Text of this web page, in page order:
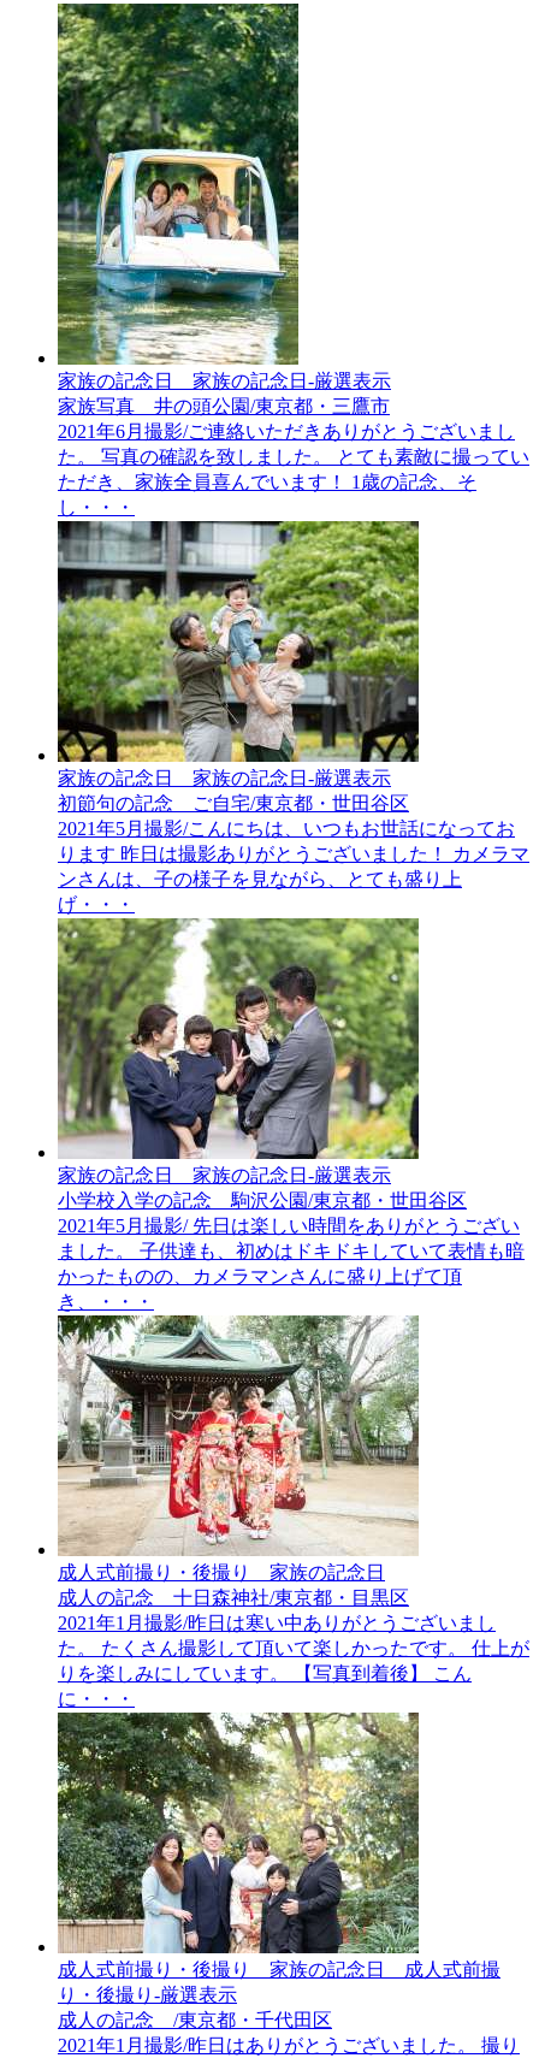
家族の記念日__家族の記念日-厳選表示
家族写真 井の頭公園/東京都・三鷹市
2021年6月撮影/ご連絡いただきありがとうございまし
た。 写真の確認を致しました。 とても素敵に撮ってい
ただき、家族全員喜んでいます！ 1歳の記念、そ
し・・・
家族の記念日__家族の記念日-厳選表示
初節句の記念 ご自宅/東京都・世田谷区
2021年5月撮影/こんにちは、いつもお世話になってお
ります 昨日は撮影ありがとうございました！ カメラマ
ンさんは、子の様子を見ながら、とても盛り上
げ・・・
家族の記念日__家族の記念日-厳選表示
小学校入学の記念 駒沢公園/東京都・世田谷区
2021年5月撮影/ 先日は楽しい時間をありがとうござい
ました。 子供達も、初めはドキドキしていて表情も暗
かったものの、カメラマンさんに盛り上げて頂
き、・・・
成人式前撮り・後撮り__家族の記念日
成人の記念 十日森神社/東京都・目黒区
2021年1月撮影/昨日は寒い中ありがとうございまし
た。 たくさん撮影して頂いて楽しかったです。 仕上が
りを楽しみにしています。 【写真到着後】 こん
に・・・
成人式前撮り・後撮り__家族の記念日__成人式前撮
り・後撮り-厳選表示
成人の記念 /東京都・千代田区
2021年1月撮影/昨日はありがとうございました。 撮り